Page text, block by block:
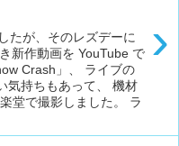
›
たが、そのレズデーに
新作動画を YouTube で
Crash」、 ライブの
気持ちもあって、 機材
堂で撮影しました。 ラ